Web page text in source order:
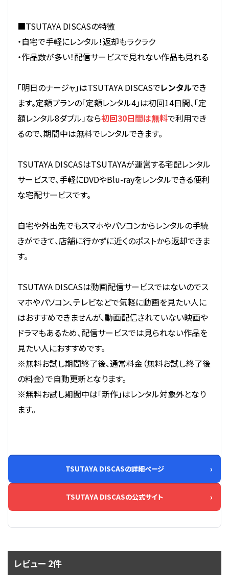
■TSUTAYA DISCASの特徴
・自宅で手軽にレンタル！返却もラクラク
・作品数が多い！配信サービスで見れない作品も見れる
「明日のナージャ」はTSUTAYA DISCASでレンタルでき
ます。定額プランの「定額レンタル4」は初回14日間、「定
額レンタル8ダブル」なら初回30日間は無料で利用でき
るので、期間中は無料でレンタルできます。
TSUTAYA DISCASはTSUTAYAが運営する宅配レンタル
サービスで、手軽にDVDやBlu-rayをレンタルできる便利
な宅配サービスです。
自宅や外出先でもスマホやパソコンからレンタルの手続
きができて、店舗に行かずに近くのポストから返却できま
す。
TSUTAYA DISCASは動画配信サービスではないのでス
マホやパソコン、テレビなどで気軽に動画を見たい人に
はおすすめできませんが、動画配信されていない映画や
ドラマもあるため、配信サービスでは見られない作品を
見たい人におすすめです。
※無料お試し期間終了後、通常料金（無料お試し終了後
の料金）で自動更新となります。
※無料お試し期間中は「新作」はレンタル対象外となり
ます。
TSUTAYA DISCASの詳細ページ
TSUTAYA DISCASの公式サイト
レビュー 2件